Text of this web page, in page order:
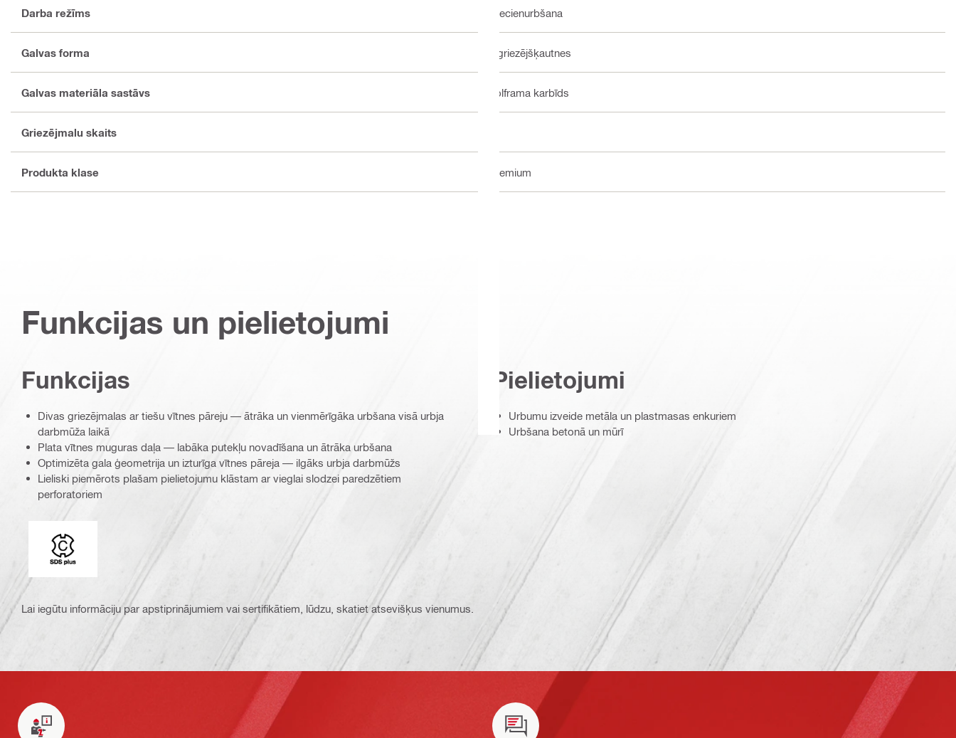
Darba režīms Triecienurbšana
Galvas forma 2 griezējšķautnes
Galvas materiāla sastāvs Volframa karbīds
Griezējmalu skaits
Produkta klase Premium
Funkcijas un pielietojumi
Funkcijas
Divas griezējmalas ar tiešu vītnes pāreju — ātrāka un vienmērīgāka urbšana visā urbja
darbmūža laikā
Plata vītnes muguras daļa — labāka putekļu novadīšana un ātrāka urbšana
Optimizēta gala ģeometrija un izturīga vītnes pāreja — ilgāks urbja darbmūžs
Lieliski piemērots plašam pielietojumu klāstam ar vieglai slodzei paredzētiem
perforatoriem
Savienojuma gals
Pielietojumi
Urbumu izveide metāla un plastmasas enkuriem
Urbšana betonā un mūrī
Lai iegūtu informāciju par apstiprinājumiem vai sertifikātiem, lūdzu, skatiet atsevišķus vienumus.